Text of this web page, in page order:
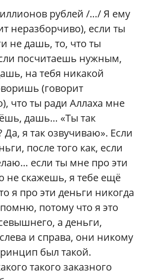
рублей /…/ Я ему
неразборчиво), если ты
не дашь, то, что ты
посчитаешь нужным,
на тебя никакой
(говорит
что ты ради Аллаха мне
дашь… «Ты так
я так озвучиваю». Если
после того как, если
если ты мне про эти
не скажешь, я тебе ещё
я про эти деньги никогда
потому что я это
а деньги,
и справа, они никому
был такой.
такого заказного